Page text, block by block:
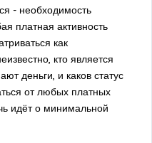
- необходимость
платная активность
как
кто является
деньги, и каков статус
от любых платных
идёт о минимальной